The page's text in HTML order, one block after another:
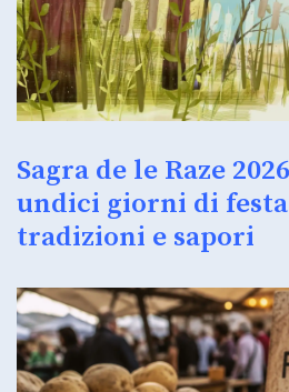
Sagra de le Raze
undici giorni di
tradizioni e sapori